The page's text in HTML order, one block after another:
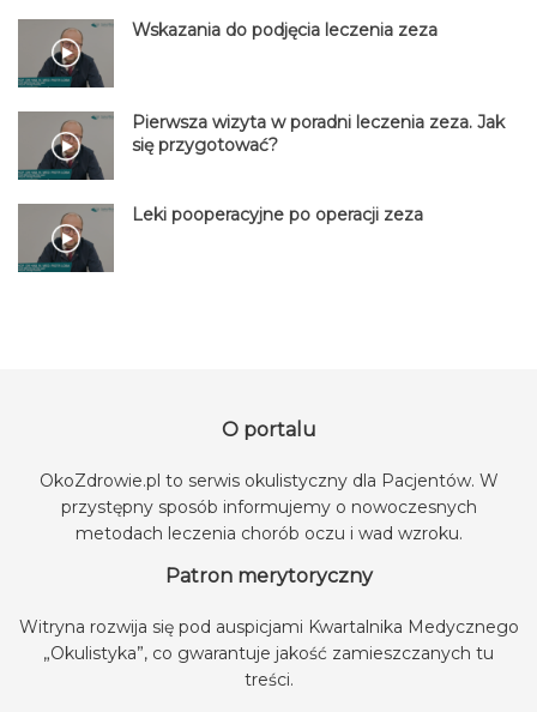
Wskazania do podjęcia leczenia zeza
Pierwsza wizyta w poradni leczenia zeza. Jak
się przygotować?
Leki pooperacyjne po operacji zeza
O portalu
OkoZdrowie.pl to serwis okulistyczny dla Pacjentów. W
przystępny sposób informujemy o nowoczesnych
metodach leczenia chorób oczu i wad wzroku.
Patron merytoryczny
Witryna rozwija się pod auspicjami Kwartalnika Medycznego
„Okulistyka”, co gwarantuje jakość zamieszczanych tu
treści.